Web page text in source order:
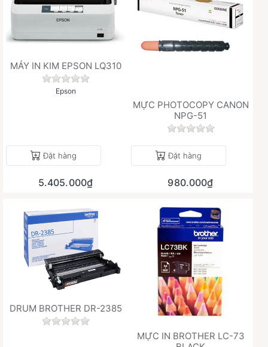
MÁY IN KIM EPSON LQ310
Chưa có đánh giá nào cho sản phẩm này.
Epson
Đặt hàng
5.405.000₫
MỰC PHOTOCOPY CANON
NPG-51
Chưa có đánh giá
Đặt hàng
980.000₫
DRUM BROTHER DR-2385
Chưa có đánh giá nào cho sản phẩm này.
MỰC IN BROTHER LC-73